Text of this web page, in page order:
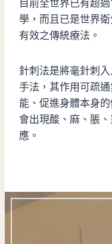
目前全世界已有超
學，而且已是世界
有效之傳統療法。
針刺法是將毫針刺
手法，其作用可疏
能、促進身體本身
會出現酸、麻、脹
應。